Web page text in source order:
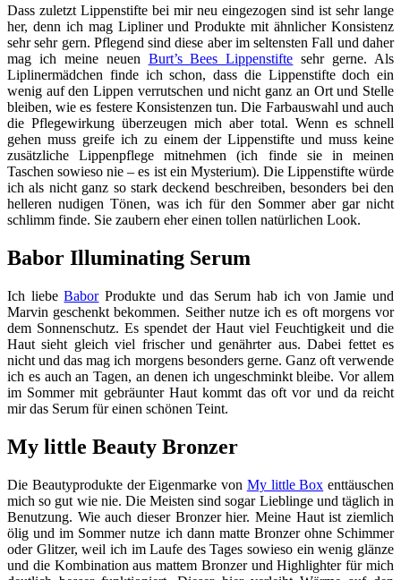
Dass zuletzt Lippenstifte bei mir neu eingezogen sind ist sehr lange
her, denn ich mag Lipliner und Produkte mit ähnlicher Konsistenz
sehr sehr gern. Pflegend sind diese aber im seltensten Fall und daher
mag ich meine neuen Burt’s Bees Lippenstifte sehr gerne. Als
Liplinermädchen finde ich schon, dass die Lippenstifte doch ein
wenig auf den Lippen verrutschen und nicht ganz an Ort und Stelle
bleiben, wie es festere Konsistenzen tun. Die Farbauswahl und auch
die Pflegewirkung überzeugen mich aber total. Wenn es schnell
gehen muss greife ich zu einem der Lippenstifte und muss keine
zusätzliche Lippenpflege mitnehmen (ich finde sie in meinen
Taschen sowieso nie – es ist ein Mysterium). Die Lippenstifte würde
ich als nicht ganz so stark deckend beschreiben, besonders bei den
helleren nudigen Tönen, was ich für den Sommer aber gar nicht
schlimm finde. Sie zaubern eher einen tollen natürlichen Look.
Babor Illuminating Serum
Ich liebeBaborProdukte und das Serum hab ich von Jamie und
Marvin geschenkt bekommen. Seither nutze ich es oft morgens vor
dem Sonnenschutz. Es spendet der Haut viel Feuchtigkeit und die
Haut sieht gleich viel frischer und genährter aus. Dabei fettet es
nicht und das mag ich morgens besonders gerne. Ganz oft verwende
ich es auch an Tagen, an denen ich ungeschminkt bleibe. Vor allem
im Sommer mit gebräunter Haut kommt das oft vor und da reicht
mir das Serum für einen schönen Teint.
My little Beauty Bronzer
Die Beautyprodukte der Eigenmarke von My little Box enttäuschen
mich so gut wie nie. Die Meisten sind sogar Lieblinge und täglich in
Benutzung. Wie auch dieser Bronzer hier. Meine Haut ist ziemlich
ölig und im Sommer nutze ich dann matte Bronzer ohne Schimmer
oder Glitzer, weil ich im Laufe des Tages sowieso ein wenig glänze
und die Kombination aus mattem Bronzer und Highlighter für mich